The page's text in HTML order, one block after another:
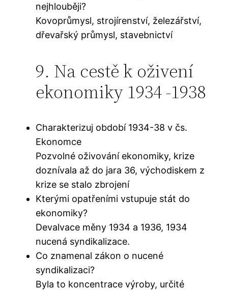
nejhlouběji?
Kovoprůmysl, strojírenství, železářství,
dřevařský průmysl, stavebnictví
9. Na cestě k oživení
ekonomiky 1934 -1938
Charakterizuj období 1934-38 v čs.
Ekonomce
Pozvolné oživování ekonomiky, krize
doznívala až do jara 36, východiskem z
krize se stalo zbrojení
Kterými opatřeními vstupuje stát do
ekonomiky?
Devalvace měny 1934 a 1936, 1934
nucená syndikalizace.
Co znamenal zákon o nucené
syndikalizaci?
Byla to koncentrace výroby, určité